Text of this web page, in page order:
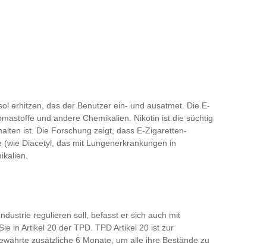
erhitzen, das der Benutzer ein- und ausatmet. Die E-
und andere Chemikalien. Nikotin ist die süchtig
ist. Die Forschung zeigt, dass E-Zigaretten-
Diacetyl, das mit Lungenerkrankungen in
regulieren soll, befasst er sich auch mit
in Artikel 20 der TPD. TPD Artikel 20 ist zur
zusätzliche 6 Monate, um alle ihre Bestände zu